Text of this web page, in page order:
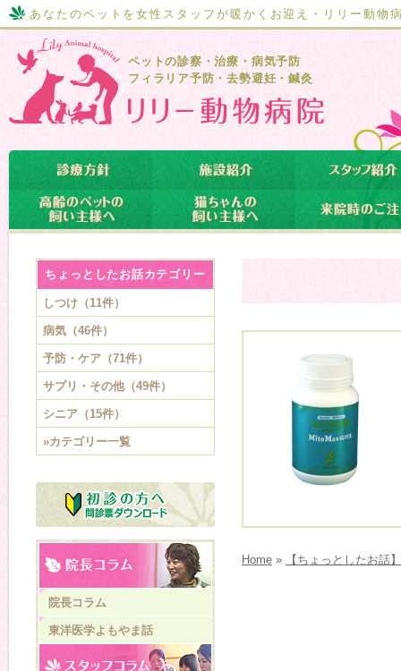
あなたのペットを女性スタッフが暖かくお迎え・リリー動物
ペットの診察・治療・病気予防
フィラリア予防・去勢避妊・鍼灸
Home » 【ちょっとしたお話
ちょっとしたお話カテゴリー
しつけ（11件）
病気（46件）
予防・ケア（71件）
サプリ・その他（49件）
シニア（15件）
»カテゴリー一覧
院長コラム
東洋医学よもやま話